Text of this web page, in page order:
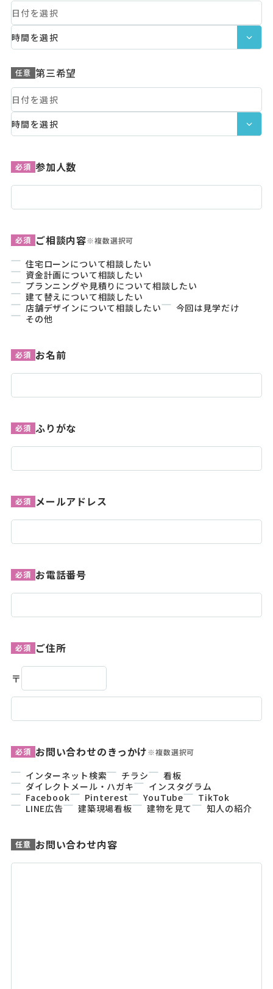
任意 第三希望
必須 参加人数
必須 ご相談内容※複数選択可
住宅ローンについて相談したい
資金計画について相談したい
プランニングや見積りについて相談したい
建て替えについて相談したい
店舗デザインについて相談したい
今回は見学だけ
その他
必須 お名前
必須 ふりがな
必須 メールアドレス
必須 お電話番号
必須 ご住所
〒
必須 お問い合わせのきっかけ※複数選択可
インターネット検索 チラシ
看板
ダイレクトメール・ハガキ
インスタグラム
Facebook
Pinterest YouTube
TikTok
LINE広告
建築現場看板 建物を見て 知人の紹介
任意 お問い合わせ内容